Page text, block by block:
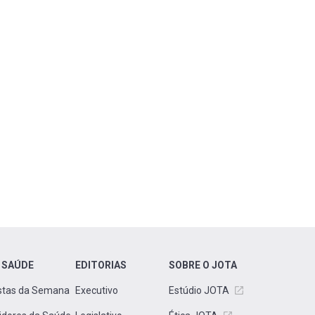
da Semana
EDITORIAS
Executivo
SOBRE O JOTA
Estúdio JOTA